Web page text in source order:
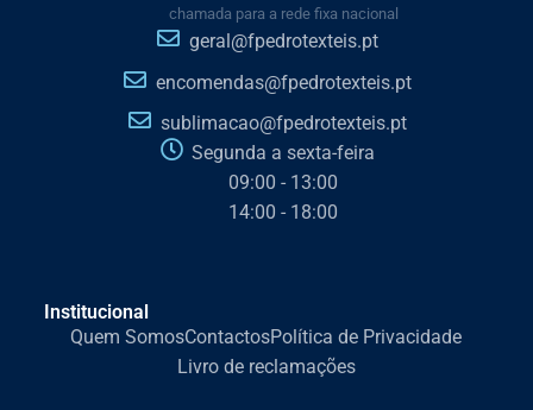
Institucional
Quem SomosContactosPolítica de Privacidade
Livro de reclamações
chamada para a rede fixa nacional
geral@fpedrotexteis.pt
encomendas@fpedrotexteis.pt
sublimacao@fpedrotexteis.pt
Segunda a sexta-feira
09:00 - 13:00
14:00 - 18:00